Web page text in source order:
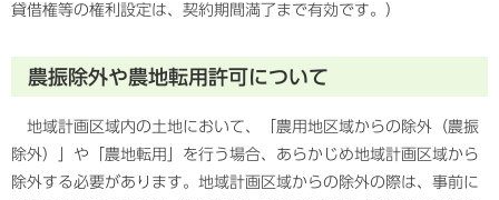
貸借権等の権利設定は、契約期間満了まで有効です。）
農振除外や農地転用許可について
地域計画区域内の土地において、「農用地区域からの除外（農振
除外）」や「農地転用」を行う場合、あらかじめ地域計画区域から
除外する必要があります。地域計画区域からの除外の際は、事前に